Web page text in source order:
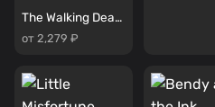
The Walking Dead: Season Two
от 2,279 ₽